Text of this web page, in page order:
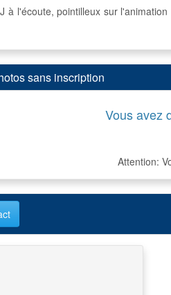
à l'écoute, pointilleux sur
sans inscription
Vous avez
Attention: